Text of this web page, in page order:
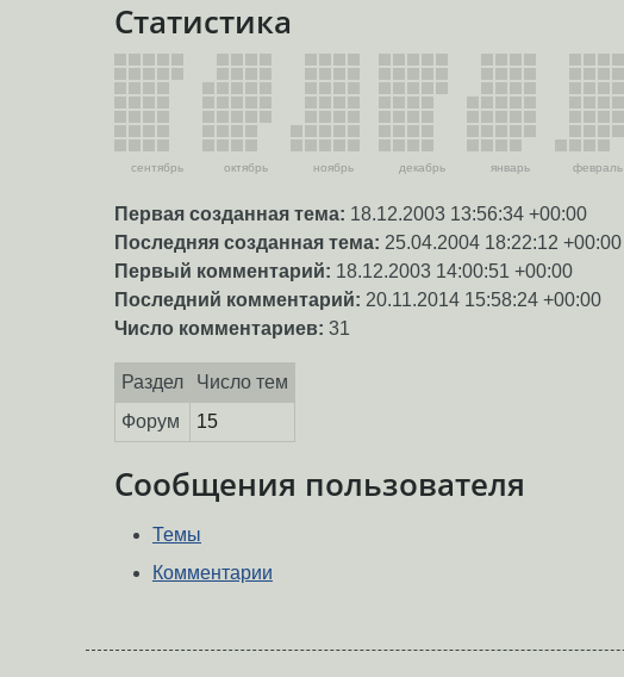
Статистика
сентябрь октябрь ноябрь декабрь январь февраль
Первая созданная тема: 18.12.2003 13:56:34 +00:00
Последняя созданная тема: 25.04.2004 18:22:12 +00:00
Первый комментарий: 18.12.2003 14:00:51 +00:00
Последний комментарий: 20.11.2014 15:58:24 +00:00
Число комментариев: 31
Раздел
Число тем
Форум
15
Сообщения пользователя
Темы
Комментарии